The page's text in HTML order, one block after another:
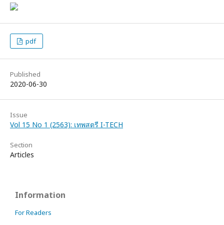
pdf
Published
2020-06-30
Issue
Vol 15 No 1 (2563): เทพสตรี I-TECH
Section
Articles
Information
For Readers